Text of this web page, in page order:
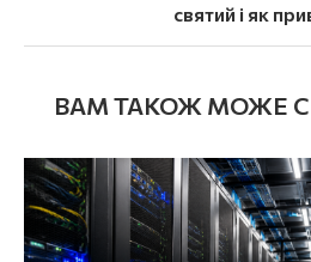
святий і як
ВАМ ТАКОЖ МОЖЕ